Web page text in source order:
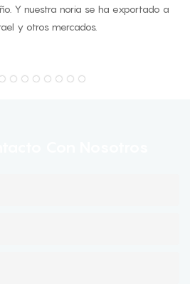
Y nuestra noria se ha exportado a
y otros mercados.